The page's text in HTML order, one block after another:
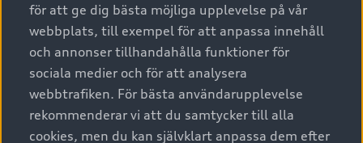
A6 modellerna
SUV
Avant
Audi Sport
Nya bilar i lager
Begagnade bilar i lager
Audi approved :plus - så gott som nya
Finansiering
Service & tillbehör
Audi digital services
Originaltillbehör - köp online
Garantier
Försäkring
Tjänstebil
Business lease online
Företagsleasing
Om Audi Sverige
Kontakta oss
för att ge dig bästa möjliga upplevelse på vår
webbplats, till exempel för att anpassa innehåll
och annonser tillhandahålla funktioner för
sociala medier och för att analysera
webbtrafiken. För bästa användarupplevelse
rekommenderar vi att du samtycker till alla
cookies, men du kan självklart anpassa dem efter